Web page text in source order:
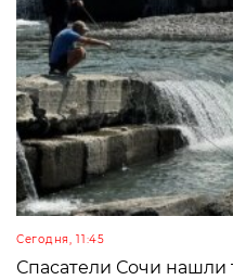
Сегодня, 11:45
Спасатели Сочи нашли